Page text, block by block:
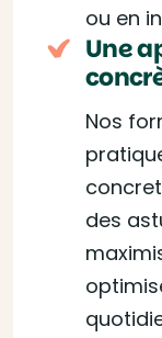
ou en
Une
Nos
des